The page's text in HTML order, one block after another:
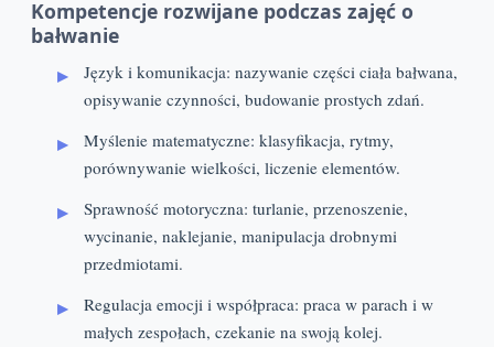
Kompetencje rozwijane podczas zajęć o
bałwanie
Język i komunikacja: nazywanie części ciała bałwana,
opisywanie czynności, budowanie prostych zdań.
Myślenie matematyczne: klasyfikacja, rytmy,
porównywanie wielkości, liczenie elementów.
Sprawność motoryczna: turlanie, przenoszenie,
wycinanie, naklejanie, manipulacja drobnymi
przedmiotami.
Regulacja emocji i współpraca: praca w parach i w
małych zespołach, czekanie na swoją kolej.